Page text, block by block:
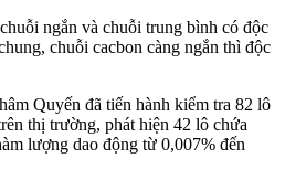
ngắn và chuỗi trung bình có độc
chuỗi cacbon càng ngắn thì độc
Quyến đã tiến hành kiểm tra 82 lô
thị trường, phát hiện 42 lô chứa
lượng dao động từ 0,007% đến